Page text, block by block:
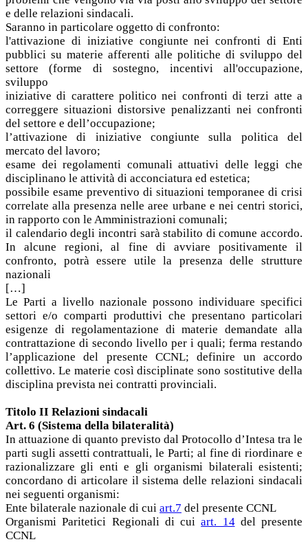
e delle relazioni sindacali.
Saranno in particolare oggetto di confronto:
l'attivazione di iniziative congiunte nei confronti di Enti
pubblici su materie afferenti alle politiche di sviluppo del
settore (forme di sostegno, incentivi all'occupazione,
sviluppo
iniziative di carattere politico nei confronti di terzi atte a
correggere situazioni distorsive penalizzanti nei confronti
del settore e dell’occupazione;
l’attivazione di iniziative congiunte sulla politica del
mercato del lavoro;
esame dei regolamenti comunali attuativi delle leggi che
disciplinano le attività di acconciatura ed estetica;
possibile esame preventivo di situazioni temporanee di crisi
correlate alla presenza nelle aree urbane e nei centri storici,
in rapporto con le Amministrazioni comunali;
il calendario degli incontri sarà stabilito di comune accordo.
In alcune regioni, al fine di avviare positivamente il
confronto, potrà essere utile la presenza delle strutture
nazionali
[…]
Le Parti a livello nazionale possono individuare specifici
settori e/o comparti produttivi che presentano particolari
esigenze di regolamentazione di materie demandate alla
contrattazione di secondo livello per i quali; ferma restando
l’applicazione del presente CCNL; definire un accordo
collettivo. Le materie così disciplinate sono sostitutive della
disciplina prevista nei contratti provinciali.
Titolo II Relazioni sindacali
Art. 6 (Sistema della bilateralità)
In attuazione di quanto previsto dal Protocollo d’Intesa tra le
parti sugli assetti contrattuali, le Parti; al fine di riordinare e
razionalizzare gli enti e gli organismi bilaterali esistenti;
concordano di articolare il sistema delle relazioni sindacali
nei seguenti organismi:
Ente bilaterale nazionale di cui art.7 del presente CCNL
Organismi Paritetici Regionali di cuiart. 14del presente
CCNL